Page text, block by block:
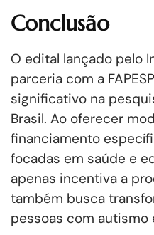
Conclusão
O edital lançado pelo
parceria com a
significativo na
Brasil. Ao oferecer
financiamento
focadas em saúde e
apenas incentiva a
também busca
pessoas com autismo